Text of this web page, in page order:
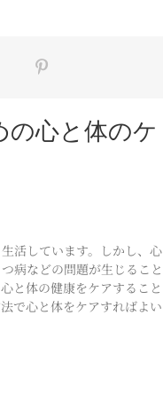
の心と体のケ
活しています。しかし、心
病などの問題が生じること
と体の健康をケアすること
で心と体をケアすればよい